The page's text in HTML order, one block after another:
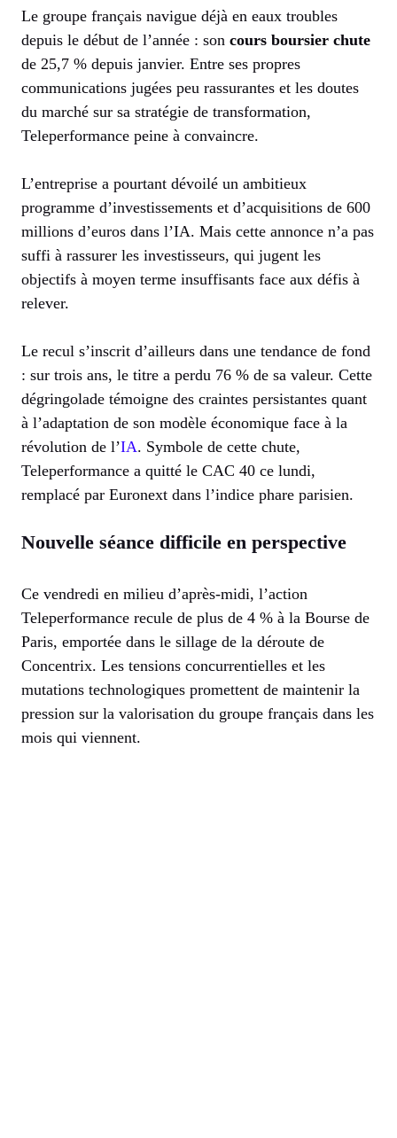
Le groupe français navigue déjà en eaux troubles
depuis le début de l’année : son cours boursier chute
de 25,7 % depuis janvier. Entre ses propres
communications jugées peu rassurantes et les doutes
du marché sur sa stratégie de transformation,
Teleperformance peine à convaincre.
L’entreprise a pourtant dévoilé un ambitieux
programme d’investissements et d’acquisitions de 600
millions d’euros dans l’IA. Mais cette annonce n’a pas
suffi à rassurer les investisseurs, qui jugent les
objectifs à moyen terme insuffisants face aux défis à
relever.
Le recul s’inscrit d’ailleurs dans une tendance de fond
: sur trois ans, le titre a perdu 76 % de sa valeur. Cette
dégringolade témoigne des craintes persistantes quant
à l’adaptation de son modèle économique face à la
révolution de l’IA. Symbole de cette chute,
Teleperformance a quitté le CAC 40 ce lundi,
remplacé par Euronext dans l’indice phare parisien.
Nouvelle séance difficile en perspective
Ce vendredi en milieu d’après-midi, l’action
Teleperformance recule de plus de 4 % à la Bourse de
Paris, emportée dans le sillage de la déroute de
Concentrix. Les tensions concurrentielles et les
mutations technologiques promettent de maintenir la
pression sur la valorisation du groupe français dans les
mois qui viennent.